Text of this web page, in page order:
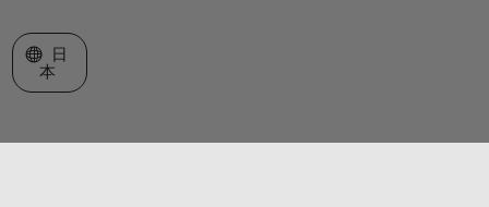
Web サイトの選択
日
本